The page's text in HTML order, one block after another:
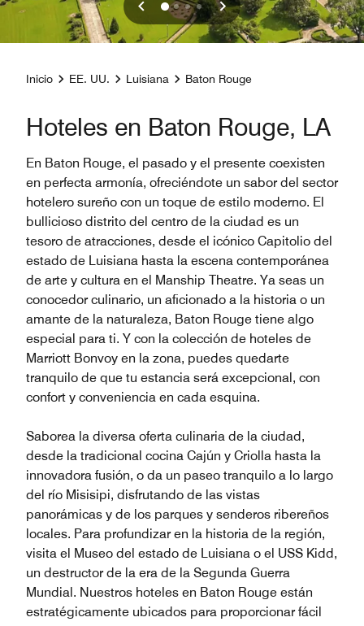
Inicio EE. UU. Luisiana Baton Rouge
Hoteles en Baton Rouge, LA
En Baton Rouge, el pasado y el presente coexisten
en perfecta armonía, ofreciéndote un sabor del sector
hotelero sureño con un toque de estilo moderno. El
bullicioso distrito del centro de la ciudad es un
tesoro de atracciones, desde el icónico Capitolio del
estado de Luisiana hasta la escena contemporánea
de arte y cultura en el Manship Theatre. Ya seas un
conocedor culinario, un aficionado a la historia o un
amante de la naturaleza, Baton Rouge tiene algo
especial para ti. Y con la colección de hoteles de
Marriott Bonvoy en la zona, puedes quedarte
tranquilo de que tu estancia será excepcional, con
confort y conveniencia en cada esquina.
Saborea la diversa oferta culinaria de la ciudad,
desde la tradicional cocina Cajún y Criolla hasta la
innovadora fusión, o da un paseo tranquilo a lo largo
del río Misisipi, disfrutando de las vistas
panorámicas y de los parques y senderos ribereños
locales. Para profundizar en la historia de la región,
visita el Museo del estado de Luisiana o el USS Kidd,
un destructor de la era de la Segunda Guerra
Mundial. Nuestros hoteles en Baton Rouge están
estratégicamente ubicados para proporcionar fácil